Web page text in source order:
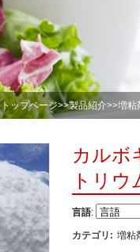
トップページ>>製品紹介>>増粘
カルボ
トリウ
言語:
カテゴリ: 増粘